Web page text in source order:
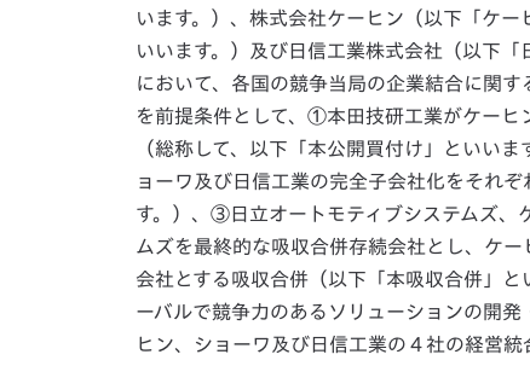
います。）、株式会社ケーヒン（以下「ケ
いいます。）及び日信工業株式会社（以下
において、各国の競争当局の企業結合に関
を前提条件として、①本田技研工業がケーヒ
（総称して、以下「本公開買付け」といい
ョーワ及び日信工業の完全子会社化をそれ
す。）、③日立オートモティブシステムズ、
ムズを最終的な吸収合併存続会社とし、ケ
会社とする吸収合併（以下「本吸収合併」
ーバルで競争力のあるソリューションの開
ヒン、ショーワ及び日信工業の４社の経営